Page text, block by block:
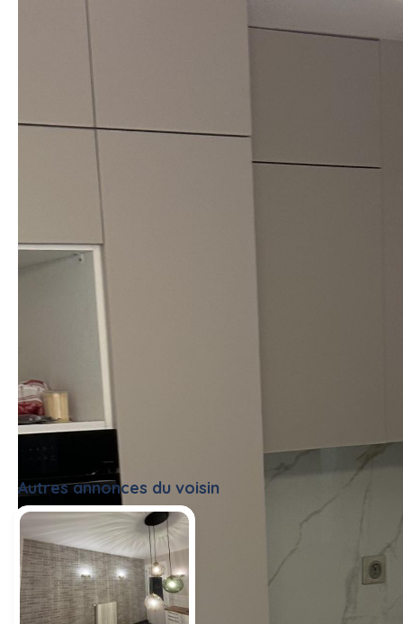
Description de l'annonce
VMC dans la cuisine salle de bain. je pose du parquets Je
faire. peinture enduit aussi rénovation complet
Autres annonces du voisin